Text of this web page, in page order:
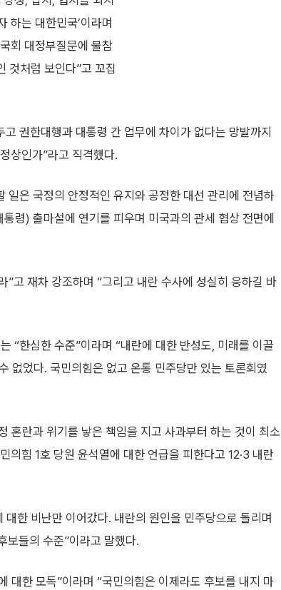
하는 대한민국’이라며
회 대정부질문에 불참
것처럼 보인다”고 꼬집
권한대행과 대통령 간 업무에 차이가 없다는 망발까지
상인가”라고 직격했다.
일은 국정의 안정적인 유지와 공정한 대선 관리에 전념하
령) 출마설에 연기를 피우며 미국과의 관세 협상 전면에
고 재차 강조하며 “그리고 내란 수사에 성실히 응하길 바
“한심한 수준”이라며 “내란에 대한 반성도, 미래를 이끌
없었다. 국민의힘은 없고 온통 민주당만 있는 토론회였
혼란과 위기를 낳은 책임을 지고 사과부터 하는 것이 최소
의힘 1호 당원 윤석열에 대한 언급을 피한다고 12·3 내란
한 비난만 이어갔다. 내란의 원인을 민주당으로 돌리며
보들의 수준”이라고 말했다.
대한 모독”이라며 “국민의힘은 이제라도 후보를 내지 마